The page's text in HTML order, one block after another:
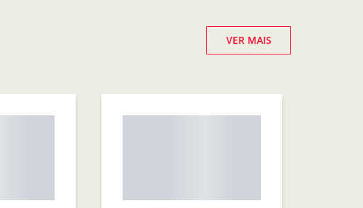
VER MAIS